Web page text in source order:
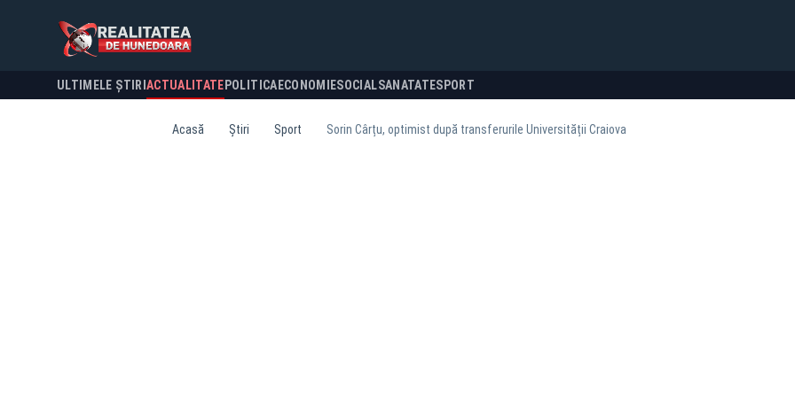
ULTIMELE ȘTIRI ACTUALITATE POLITICA ECONOMIESOCIALSANATATESPORT
Acasă Știri Sport Sorin Cârțu, optimist după transferurile Universității Craiova